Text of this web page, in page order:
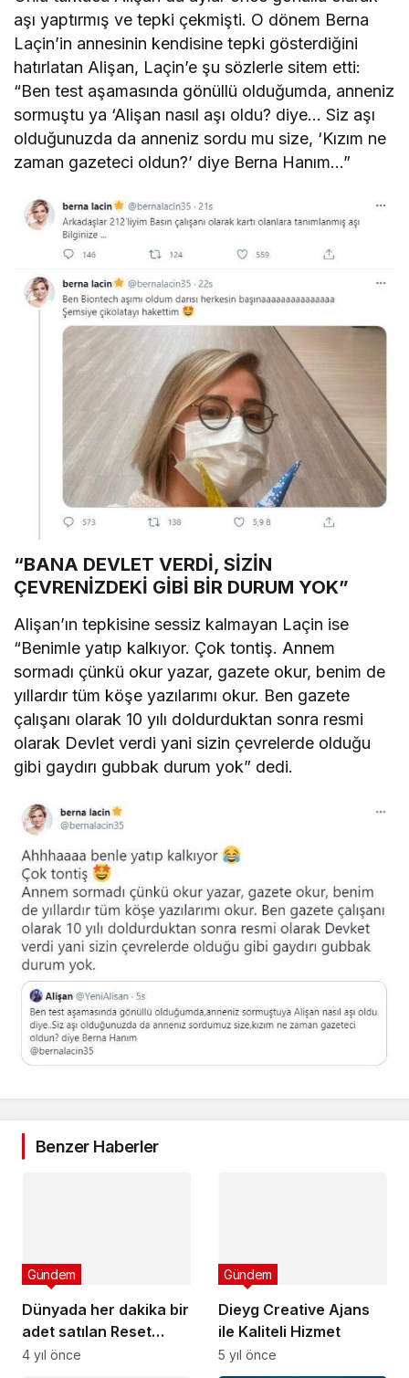
aşı yaptırmış ve tepki çekmişti. O dönem Berna
Laçin’in annesinin kendisine tepki gösterdiğini
hatırlatan Alişan, Laçin’e şu sözlerle sitem etti:
“Ben test aşamasında gönüllü olduğumda, anneniz
sormuştu ya ‘Alişan nasıl aşı oldu? diye… Siz aşı
olduğunuzda da anneniz sordu mu size, ‘Kızım ne
zaman gazeteci oldun?’ diye Berna Hanım…”
“BANA DEVLET VERDİ, SİZİN
ÇEVRENİZDEKİ GİBİ BİR DURUM YOK”
Alişan’ın tepkisine sessiz kalmayan Laçin ise
“Benimle yatıp kalkıyor. Çok tontiş. Annem
sormadı çünkü okur yazar, gazete okur, benim de
yıllardır tüm köşe yazılarımı okur. Ben gazete
çalışanı olarak 10 yılı doldurduktan sonra resmi
olarak Devlet verdi yani sizin çevrelerde olduğu
gibi gaydırı gubbak durum yok” dedi.
Benzer Haberler
Dünyada her dakika bir
adet satılan Reset
serum, artık yeni eko
Gündem
4 yıl önce
Dieyg Creative Ajans
ile Kaliteli Hizmet
Gündem
5 yıl önce